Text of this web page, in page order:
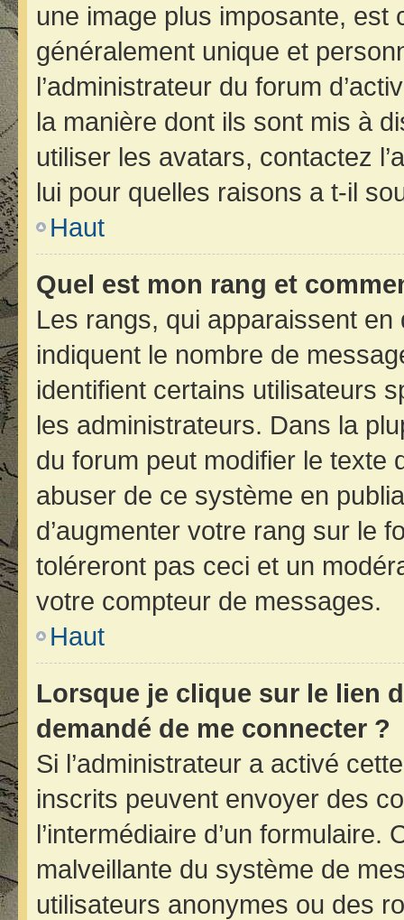
une image plus imposante, est
généralement unique et
l’administrateur du forum
la manière dont ils sont mis à
utiliser les avatars, contactez
lui pour quelles raisons a t-il
Haut
Quel est mon rang et
Les rangs, qui apparaissent en
indiquent le nombre de
identifient certains utilisateurs
les administrateurs. Dans la
du forum peut modifier le texte
abuser de ce système en
d’augmenter votre rang sur le
toléreront pas ceci et un
votre compteur de messages.
Haut
Lorsque je clique sur le lien
demandé de me connecter ?
Si l’administrateur a activé
inscrits peuvent envoyer des
l’intermédiaire d’un
malveillante du système de
utilisateurs anonymes ou des